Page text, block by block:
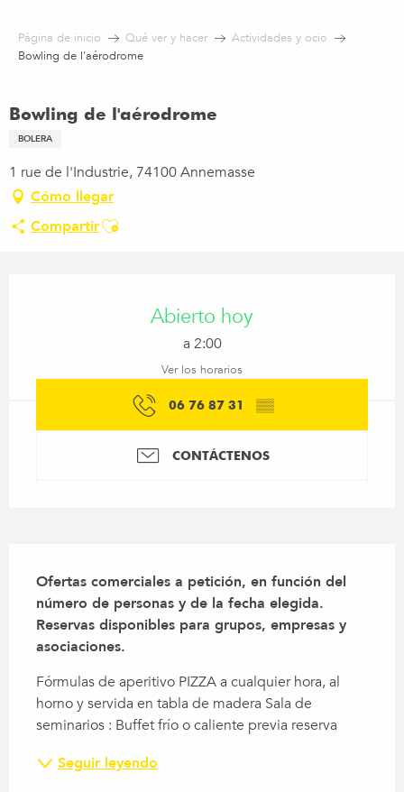
contenu
Página de inicio Qué ver y hacer
Actividades y ocio
Bowling de l'aérodrome
Bowling de l'aérodrome
BOLERA
1 rue de l'Industrie, 74100 Annemasse
Cómo llegar
CompartirAjouter aux favoris
Abierto hoy
a 2:00
Ver los horarios
06 76 87 31 ▒▒
CONTÁCTENOS
Ofertas comerciales a petición, en función del
número de personas y de la fecha elegida.
Reservas disponibles para grupos, empresas y
asociaciones.
Fórmulas de aperitivo PIZZA a cualquier hora, al
horno y servida en tabla de madera Sala de
seminarios : Buffet frío o caliente previa reserva
Seguir leyendo